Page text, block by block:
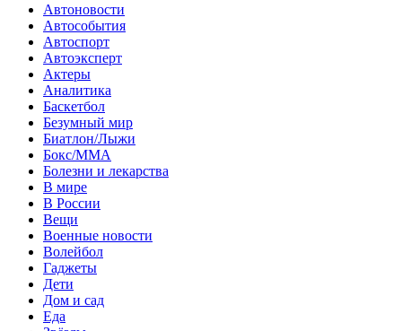
Автоновости
Автособытия
Автоспорт
Автоэксперт
Актеры
Аналитика
Баскетбол
Безумный мир
Биатлон/Лыжи
Бокс/MMA
Болезни и лекарства
В мире
В России
Вещи
Военные новости
Волейбол
Гаджеты
Дети
Дом и сад
Еда